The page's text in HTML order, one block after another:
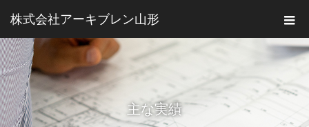
株式会社アーキブレン山形
主な実績